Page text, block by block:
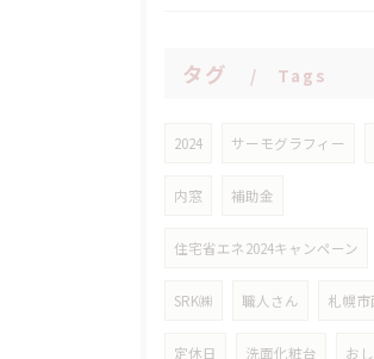
タグ Tags
2024 サーモグラフィー
内窓 補助金
住宅省エネ2024キャンペーン
SRK㈱ 職人さん 札幌市
定休日 洗面化粧台 お